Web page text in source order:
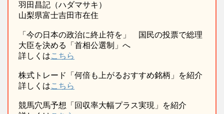
羽田昌記（ハダマサキ）
山梨県富士吉田市在住
「今の日本の政治に終止符を」 国民の投票で総理
大臣を決める「首相公選制」へ
詳しくはこちら
株式トレード「何倍も上がるおすすめ銘柄」を紹介
詳しくはこちら
競馬穴馬予想「回収率大幅プラス実現」を紹介